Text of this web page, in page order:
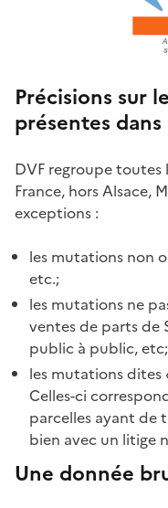
Précisions sur
présentes dans
DVF regroupe toutes
France, hors Alsace,
exceptions :
les mutations non
etc.;
les mutations ne
ventes de parts de
public à public, etc;
les mutations dites
Celles-ci
parcelles ayant de
bien avec un litige
Une donnée